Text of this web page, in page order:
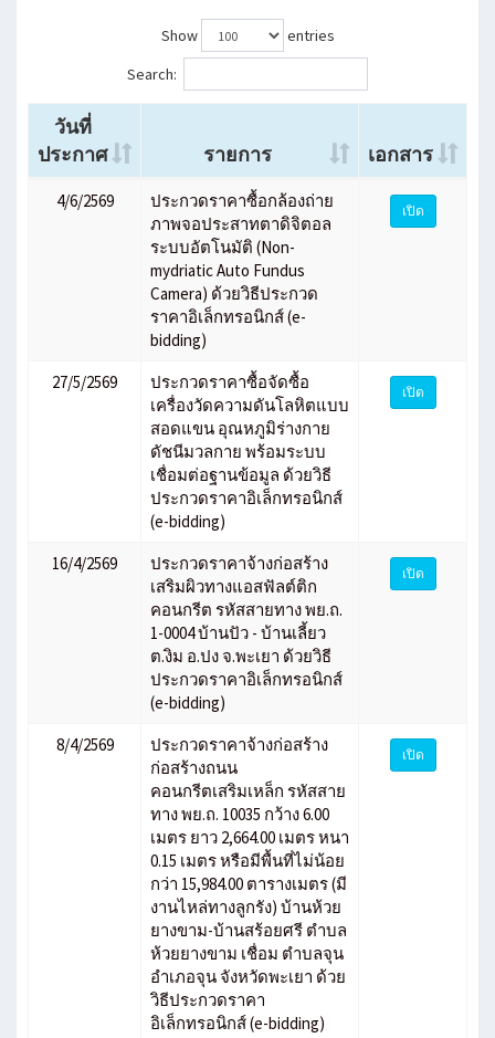
Show
entries
Search:
วันที่
ประกาศ
รายการ เอกสาร
4/6/2569
ประกวดราคาซื้อกล้องถ่าย
ภาพจอประสาทตาดิจิตอล
ระบบอัตโนมัติ (Non-
mydriatic Auto Fundus
Camera) ด้วยวิธีประกวด
ราคาอิเล็กทรอนิกส์ (e-
bidding)
เปิด
27/5/2569
ประกวดราคาซื้อจัดซื้อ
เครื่องวัดความดันโลหิตแบบ
สอดแขน อุณหภูมิร่างกาย
ดัชนีมวลกาย พร้อมระบบ
เชื่อมต่อฐานข้อมูล ด้วยวิธี
ประกวดราคาอิเล็กทรอนิกส์
(e-bidding)
เปิด
16/4/2569
ประกวดราคาจ้างก่อสร้าง
เสริมผิวทางแอสฟัลต์ติก
คอนกรีต รหัสสายทาง พย.ถ.
1-0004 บ้านปัว - บ้านเลี้ยว
ต.งิม อ.ปง จ.พะเยา ด้วยวิธี
ประกวดราคาอิเล็กทรอนิกส์
(e-bidding)
เปิด
8/4/2569
ประกวดราคาจ้างก่อสร้าง
ก่อสร้างถนน
คอนกรีตเสริมเหล็ก รหัสสาย
ทาง พย.ถ. 10035 กว้าง 6.00
เมตร ยาว 2,664.00 เมตร หนา
0.15 เมตร หรือมีพื้นที่ไม่น้อย
กว่า 15,984.00 ตารางเมตร (มี
งานไหล่ทางลูกรัง) บ้านห้วย
ยางขาม-บ้านสร้อยศรี ตำบล
ห้วยยางขาม เชื่อม ตำบลจุน
อำเภอจุน จังหวัดพะเยา ด้วย
วิธีประกวดราคา
อิเล็กทรอนิกส์ (e-bidding)
เปิด